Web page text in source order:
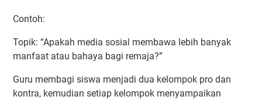
Contoh:
Topik: “Apakah media sosial membawa lebih banyak
manfaat atau bahaya bagi remaja?”
Guru membagi siswa menjadi dua kelompok pro dan
kontra, kemudian setiap kelompok menyampaikan